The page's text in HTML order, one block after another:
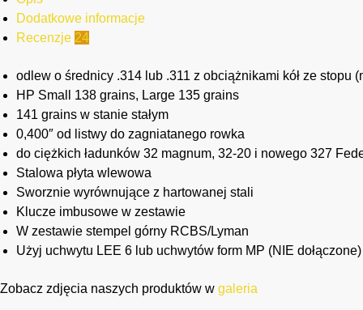
Dodatkowe informacje
Recenzje 24
odlew o średnicy .314 lub .311 z obciążnikami kół ze
HP Small 138 grains, Large 135 grains
141 grains w stanie stałym
0,400″ od listwy do zagniatanego rowka
do ciężkich ładunków 32 magnum, 32-20 i nowego 327
Stalowa płyta wlewowa
Sworznie wyrównujące z hartowanej stali
Klucze imbusowe w zestawie
W zestawie stempel górny RCBS/Lyman
Użyj uchwytu LEE 6 lub uchwytów form MP (NIE dołączone)
Zobacz zdjęcia naszych produktów w galeria